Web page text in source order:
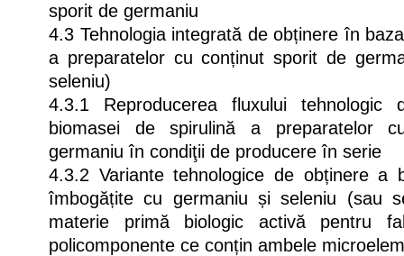
sporit de germaniu
4.3 Tehnologia integrată de obținere în
a preparatelor cu conținut sporit de
seleniu)
4.3.1 Reproducerea fluxului
biomasei de spirulină a preparatelor
germaniu în condiţii de producere în serie
4.3.2 Variante tehnologice de obținere a
îmbogățite cu germaniu și seleniu (sau
materie primă biologic activă pentru
policomponente ce conțin ambele